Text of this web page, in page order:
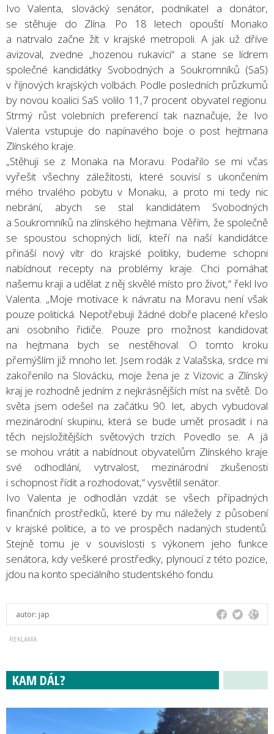
Ivo Valenta, slovácký senátor, podnikatel a donátor,
se stěhuje do Zlína. Po 18 letech opouští Monako
a natrvalo začne žít v krajské metropoli. A jak už dříve
avizoval, zvedne „hozenou rukavici“ a stane se lídrem
společné kandidátky Svobodných a Soukromníků (SaS)
v říjnových krajských volbách. Podle posledních průzkumů
by novou koalici SaS volilo 11,7 procent obyvatel regionu.
Strmý růst volebních preferencí tak naznačuje, že Ivo
Valenta vstupuje do napínavého boje o post hejtmana
Zlínského kraje.
„Stěhuji se z Monaka na Moravu. Podařilo se mi včas
vyřešit všechny záležitosti, které souvisí s ukončením
mého trvalého pobytu v Monaku, a proto mi tedy nic
nebrání, abych se stal kandidátem Svobodných
a Soukromníků na zlínského hejtmana. Věřím, že společně
se spoustou schopných lidí, kteří na naší kandidátce
přináší nový vítr do krajské politiky, budeme schopni
nabídnout recepty na problémy kraje. Chci pomáhat
našemu kraji a udělat z něj skvělé místo pro život,“ řekl Ivo
Valenta. „Moje motivace k návratu na Moravu není však
pouze politická. Nepotřebuji žádné dobře placené křeslo
ani osobního řidiče. Pouze pro možnost kandidovat
na hejtmana bych se nestěhoval. O tomto kroku
přemýšlím již mnoho let. Jsem rodák z Valašska, srdce mi
zakořenilo na Slovácku, moje žena je z Vizovic a Zlínský
kraj je rozhodně jedním z nejkrásnějších míst na světě. Do
světa jsem odešel na začátku 90. let, abych vybudoval
mezinárodní skupinu, která se bude umět prosadit i na
těch nejsložitějších světových trzích. Povedlo se. A já
se mohou vrátit a nabídnout obyvatelům Zlínského kraje
své odhodlání, vytrvalost, mezinárodní zkušenosti
i schopnost řídit a rozhodovat,“ vysvětlil senátor.
Ivo Valenta je odhodlán vzdát se všech případných
finančních prostředků, které by mu náležely z působení
v krajské politice, a to ve prospěch nadaných studentů.
Stejně tomu je v souvislosti s výkonem jeho funkce
senátora, kdy veškeré prostředky, plynoucí z této pozice,
jdou na konto speciálního studentského fondu.
autor: jap
KAM DÁL?